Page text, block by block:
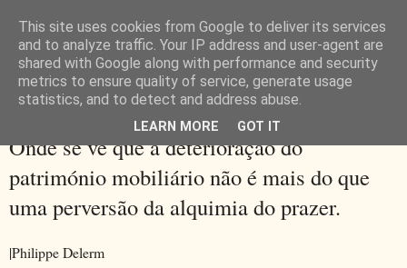
segunda-feira, 8 de abril de 2013
Onde se vê que a deterioração do
património mobiliário não é mais do que
uma perversão da alquimia do prazer.
|Philippe Delerm
This site uses cookies from Google to deliver its services
and to analyze traffic. Your IP address and user-agent are
shared with Google along with performance and security
metrics to ensure quality of service, generate usage
statistics, and to detect and address abuse.
LEARN MORE GOT IT